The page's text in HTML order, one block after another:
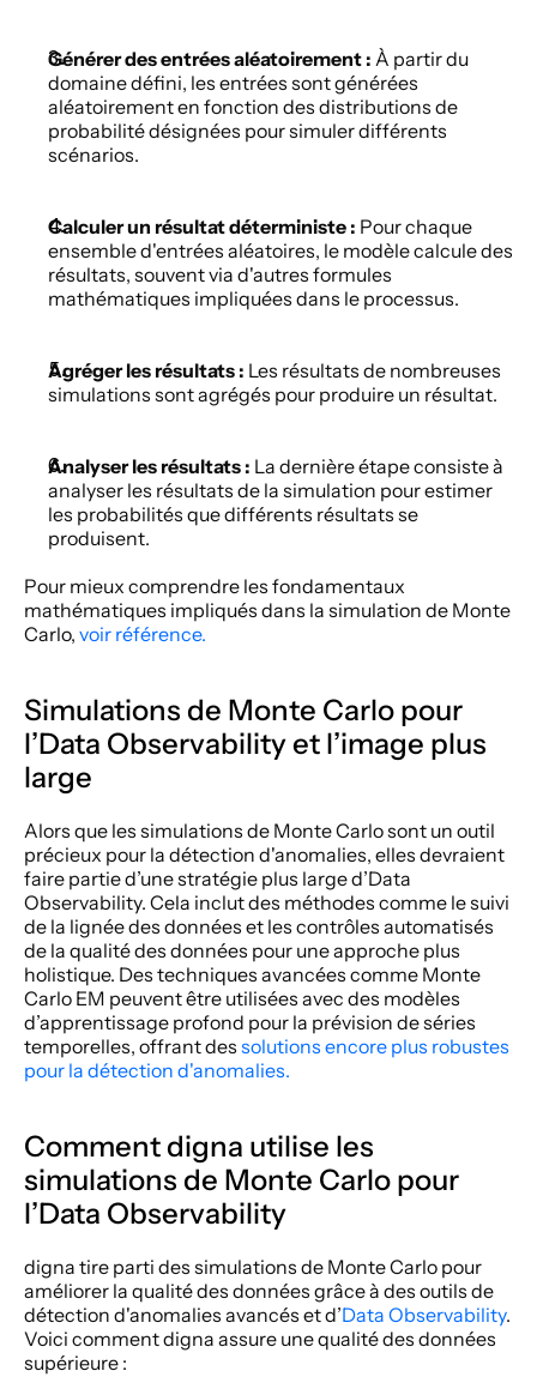
Générer des entrées aléatoirement : À partir du
domaine défini, les entrées sont générées
aléatoirement en fonction des distributions de
probabilité désignées pour simuler différents
scénarios.
Calculer un résultat déterministe : Pour chaque
ensemble d'entrées aléatoires, le modèle calcule des
résultats, souvent via d'autres formules
mathématiques impliquées dans le processus.
Agréger les résultats : Les résultats de nombreuses
simulations sont agrégés pour produire un résultat.
Analyser les résultats : La dernière étape consiste à
analyser les résultats de la simulation pour estimer
les probabilités que différents résultats se
produisent.
Pour mieux comprendre les fondamentaux
mathématiques impliqués dans la simulation de Monte
Carlo, voir référence.
Simulations de Monte Carlo pour
l’Data Observability et l’image plus
large
Alors que les simulations de Monte Carlo sont un outil
précieux pour la détection d'anomalies, elles devraient
faire partie d’une stratégie plus large d’Data
Observability. Cela inclut des méthodes comme le suivi
de la lignée des données et les contrôles automatisés
de la qualité des données pour une approche plus
holistique. Des techniques avancées comme Monte
Carlo EM peuvent être utilisées avec des modèles
d’apprentissage profond pour la prévision de séries
temporelles, offrant des solutions encore plus robustes
pour la détection d'anomalies.
Comment digna utilise les
simulations de Monte Carlo pour
l’Data Observability
digna tire parti des simulations de Monte Carlo pour
améliorer la qualité des données grâce à des outils de
détection d'anomalies avancés et d’Data Observability.
Voici comment digna assure une qualité des données
supérieure :